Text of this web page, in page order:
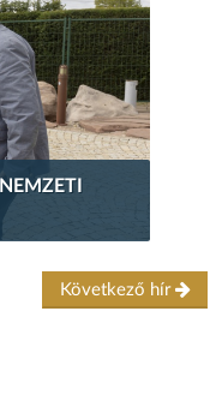
Következő hír